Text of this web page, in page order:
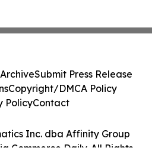
Inc. dba Affinity Group
Commerce Daily. All Rights
Submit Press Release
Copyright/DMCA Policy
PolicyContact